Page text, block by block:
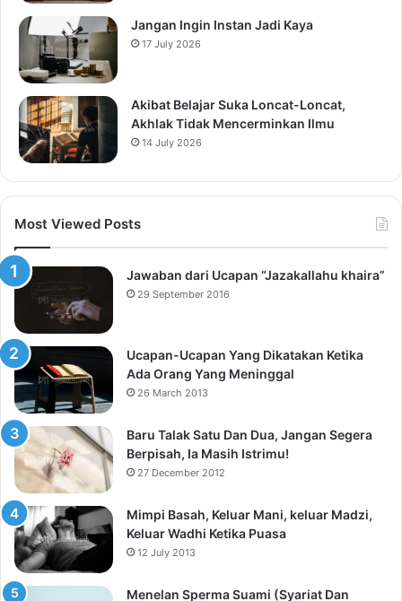
Jangan Ingin Instan Jadi Kaya
17 July 2026
Akibat Belajar Suka Loncat-Loncat,
Akhlak Tidak Mencerminkan Ilmu
14 July 2026
Most Viewed Posts
Jawaban dari Ucapan “Jazakallahu khaira”
29 September 2016
Ucapan-Ucapan Yang Dikatakan Ketika
Ada Orang Yang Meninggal
26 March 2013
Baru Talak Satu Dan Dua, Jangan Segera
Berpisah, Ia Masih Istrimu!
27 December 2012
Mimpi Basah, Keluar Mani, keluar Madzi,
Keluar Wadhi Ketika Puasa
12 July 2013
Menelan Sperma Suami (Syariat Dan